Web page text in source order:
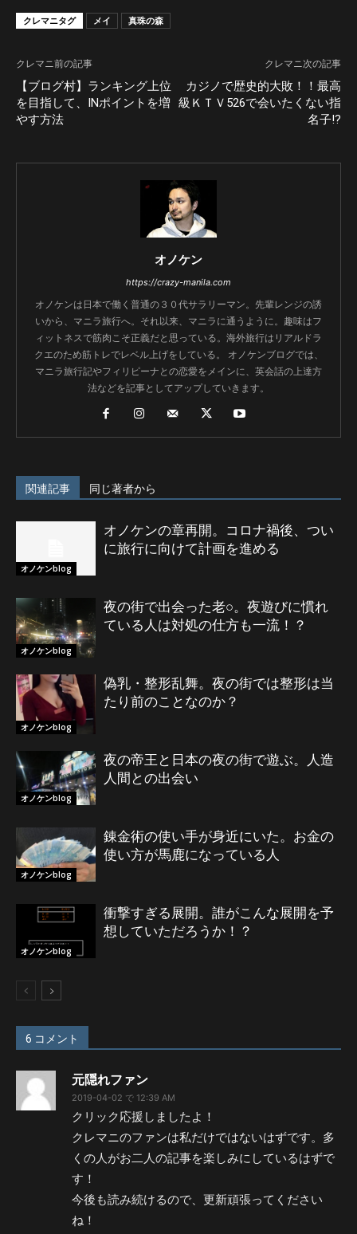
クレマニタグ メイ 真珠の森
クレマニ前の記事
【ブログ村】ランキング上位
を目指して、INポイントを増
やす方法
クレマニ次の記事
カジノで歴史的大敗！！最高
級ＫＴＶ526で会いたくない指
名子!?
オノケン
https://crazy-manila.com
オノケンは日本で働く普通の３０代サラリーマン。先輩レンジの誘
いから、マニラ旅行へ。それ以来、マニラに通うように。趣味はフ
ィットネスで筋肉こそ正義だと思っている。海外旅行はリアルドラ
クエのため筋トレでレベル上げをしている。 オノケンブログでは、
マニラ旅行記やフィリピーナとの恋愛をメインに、英会話の上達方
法などを記事としてアップしていきます。
関連記事 同じ著者から
オノケンblog
オノケンの章再開。コロナ禍後、つい
に旅行に向けて計画を進める
オノケンblog
夜の街で出会った老○。夜遊びに慣れ
ている人は対処の仕方も一流！？
オノケンblog
偽乳・整形乱舞。夜の街では整形は当
たり前のことなのか？
オノケンblog
夜の帝王と日本の夜の街で遊ぶ。人造
人間との出会い
オノケンblog
錬金術の使い手が身近にいた。お金の
使い方が馬鹿になっている人
オノケンblog
衝撃すぎる展開。誰がこんな展開を予
想していただろうか！？
6 コメント
元隠れファン
2019-04-02 で 12:39 AM
クリック応援しましたよ！
クレマニのファンは私だけではないはずです。多
くの人がお二人の記事を楽しみにしているはずで
す！
今後も読み続けるので、更新頑張ってください
ね！